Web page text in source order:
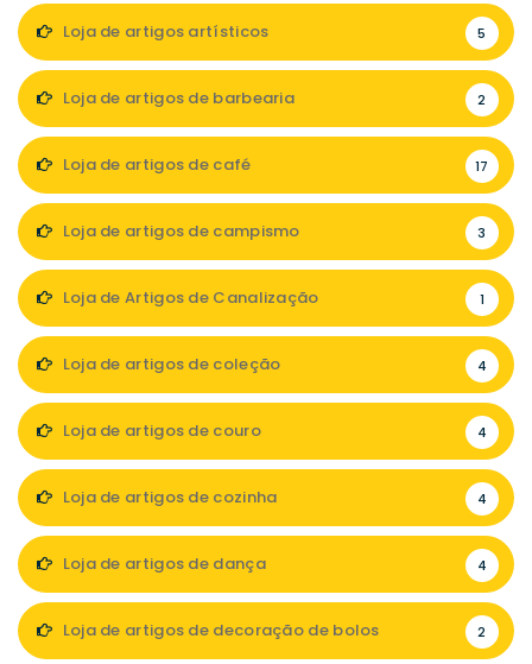
Loja de artigos artísticos 5
Loja de artigos de barbearia 2
Loja de artigos de café 17
Loja de artigos de campismo 3
Loja de Artigos de Canalização 1
Loja de artigos de coleção 4
Loja de artigos de couro 4
Loja de artigos de cozinha 4
Loja de artigos de dança 4
Loja de artigos de decoração de bolos 2